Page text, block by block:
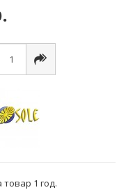
1 год.